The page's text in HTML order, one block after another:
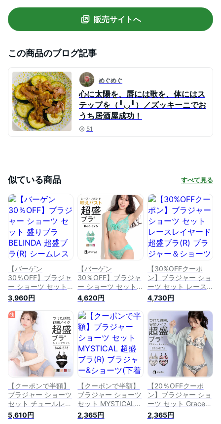
盛りブラ ブラジャーショーツ 上下セット
フラワー クリスマス レ販売サイトへ
この商品のブログ記事
めぐめぐ
心に太陽を、唇には歌を、体にはス
テップを（╹◡╹）／ズッキーニでお
うち居酒屋成功！
51
似ている商品 すべて見る
【バーゲン
30％OFF】ブラジャ
ー ショーツ セット
盛りブラ BELINDA
超盛ブラ(R) シーム
レス ブラジャー&シ
ョーツ(下着 レディ
ース 盛れる 盛ブラ
女性 脇高 脇肉 脇高
ブラ 谷間 可愛い ブ
ラショーツ ブラセッ
ト セクシー 超盛り
ブラ かわいい下着
ブラ&ショーツ ブラ
ショー
3,960円
【バーゲン
30％OFF】ブラジャ
ー ショーツ セット
プリンセスバスト 超
盛ブラ(R) ブラジャ
ー&ショーツ(下着 レ
ディース 盛れる ブ
ラ 女性 ブラショー
ツ ブラ&ショーツセ
ット ブラセット 脇
肉 脇高 セクシー 盛
ブラ 超盛りブラ 谷
間 かわいい下着 寄
せ 上げ 小胸 ランジ
ェリー
4,620円
【30%OFFクーポ
ン】ブラジャー ショ
ーツ セット レース
レイヤード 超盛ブラ
(R) ブラジャー＆シ
ョーツ(下着 レディ
ース 盛れる ブラ 女
性 ブラショーツ ブ
ラセット 脇高 脇肉
セクシー 超盛りブラ
盛れるブラ 谷間 超
盛 パンツ レース ラ
ンジェリー ブラ&シ
ョーツ 盛ブラ バ
4,730円
【クーポンで半額】
ブラジャー ショーツ
セット チュールレー
ス 超盛ブラ(R) ブラ
ジャー&ショーツ(下
5,610円
【クーポンで半額】
ブラジャー ショーツ
セット MYSTICAL
超盛ブラ(R) ブラジ
ャー&ショーツ(下着
2,365円
【20％OFFクーポ
ン】ブラジャー ショ
ーツ セット Grace
Flower 超盛ブラ(R)
ブラジャー&ショー
2,365円